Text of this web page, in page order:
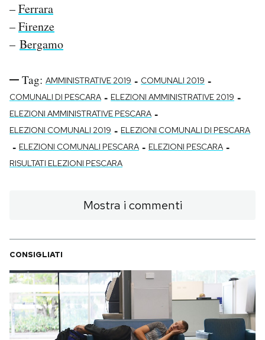
–Ferrara
–Firenze
– Bergamo
Tag: AMMINISTRATIVE 2019 - COMUNALI 2019 -
COMUNALI DI PESCARA - ELEZIONI AMMINISTRATIVE 2019 -
ELEZIONI AMMINISTRATIVE PESCARA -
ELEZIONI COMUNALI 2019 - ELEZIONI COMUNALI DI PESCARA
- ELEZIONI COMUNALI PESCARA - ELEZIONI PESCARA -
RISULTATI ELEZIONI PESCARA
Mostra i commenti
CONSIGLIATI